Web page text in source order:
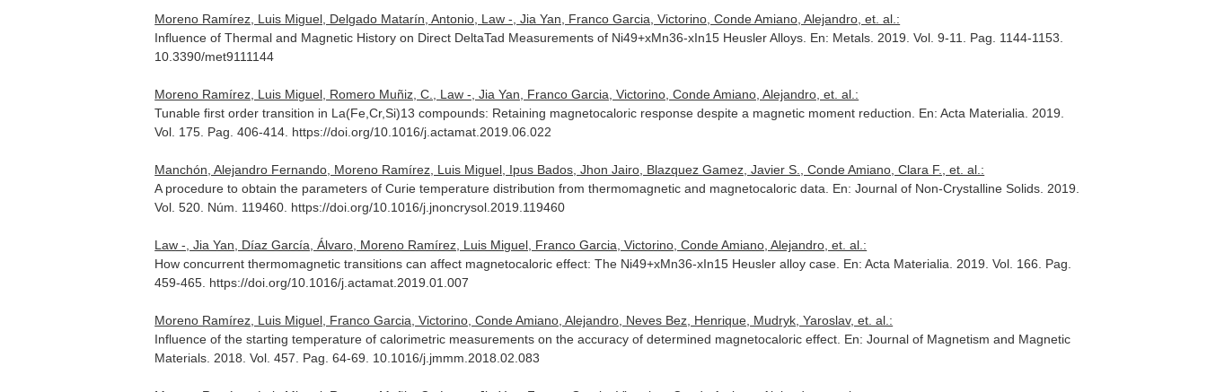
Moreno Ramírez, Luis Miguel, Delgado Matarín, Antonio, Law -, Jia Yan, Franco Garcia, Victorino, Conde Amiano, Alejandro, et. al.:
Influence of Thermal and Magnetic History on Direct DeltaTad Measurements of Ni49+xMn36-xIn15 Heusler Alloys. En: Metals . 2019. Vol. 9-11. Pag. 1144-1153.
10.3390/met9111144
Moreno Ramírez, Luis Miguel, Romero Muñiz, C., Law -, Jia Yan, Franco Garcia, Victorino, Conde Amiano, Alejandro, et. al.:
Tunable first order transition in La(Fe,Cr,Si)13 compounds: Retaining magnetocaloric response despite a magnetic moment reduction. En: Acta Materialia . 2019.
Vol. 175. Pag. 406-414. https://doi.org/10.1016/j.actamat.2019.06.022
Manchón, Alejandro Fernando, Moreno Ramírez, Luis Miguel, Ipus Bados, Jhon Jairo, Blazquez Gamez, Javier S., Conde Amiano, Clara F., et. al.:
A procedure to obtain the parameters of Curie temperature distribution from thermomagnetic and magnetocaloric data. En: Journal of Non-Crystalline Solids . 2019.
Vol. 520. Núm. 119460. https://doi.org/10.1016/j.jnoncrysol.2019.119460
Law -, Jia Yan, Díaz García, Álvaro, Moreno Ramírez, Luis Miguel, Franco Garcia, Victorino, Conde Amiano, Alejandro, et. al.:
How concurrent thermomagnetic transitions can affect magnetocaloric effect: The Ni49+xMn36-xIn15 Heusler alloy case. En: Acta Materialia . 2019. Vol. 166. Pag.
459-465. https://doi.org/10.1016/j.actamat.2019.01.007
Moreno Ramírez, Luis Miguel, Franco Garcia, Victorino, Conde Amiano, Alejandro, Neves Bez, Henrique, Mudryk, Yaroslav, et. al.:
Influence of the starting temperature of calorimetric measurements on the accuracy of determined magnetocaloric effect. En: Journal of Magnetism and Magnetic
Materials . 2018. Vol. 457. Pag. 64-69. 10.1016/j.jmmm.2018.02.083